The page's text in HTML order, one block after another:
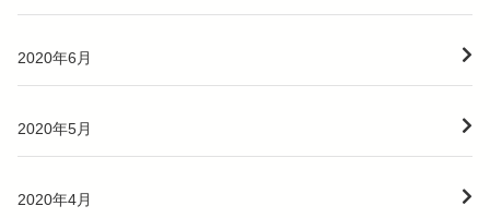
2020年6月
2020年5月
2020年4月